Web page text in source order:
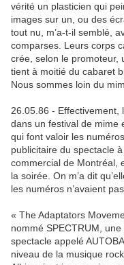
vérité un plasticien qui
images sur un, ou des
tout nu, m’a-t-il semblé,
comparses. Leurs corps
crée, selon le promoteur,
tient à moitié du cabaret
Nous sommes loin du
26.05.86 - Effectivement,
dans un festival de mime
qui font valoir les
publicitaire du spectacle
commercial de Montréal,
la soirée. On m’a dit
les numéros n’avaient
« The Adaptators
nommé SPECTRUM,
spectacle appelé
niveau de la musique